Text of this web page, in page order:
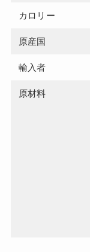
カロリー
原産国
輸入者
原材料